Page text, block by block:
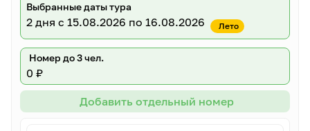
Выбранные даты тура
2 дня с 15.08.2026 по 16.08.2026 Лето
Номер до 3 чел.
0 ₽
Добавить отдельный номер